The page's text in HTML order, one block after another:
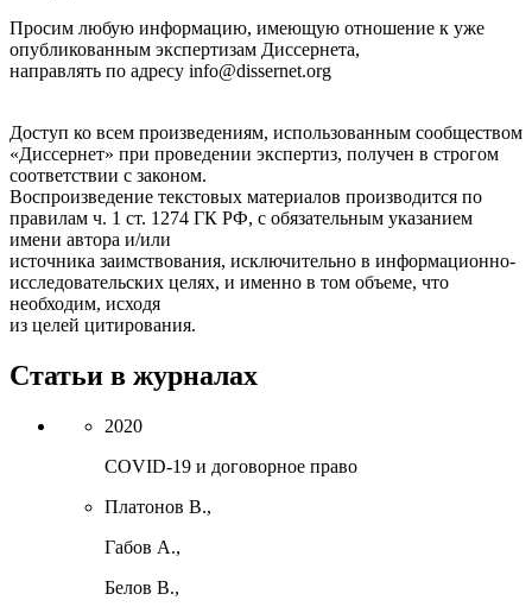
Просим любую информацию, имеющую отношение к уже
опубликованным экспертизам Диссернета,
направлять по адресу info@dissernet.org
Доступ ко всем произведениям, использованным сообществом
«Диссернет» при проведении экспертиз, получен в строгом
соответствии с законом.
Воспроизведение текстовых материалов производится по
правилам ч. 1 ст. 1274 ГК РФ, с обязательным указанием
имени автора и/или
источника заимствования, исключительно в информационно-
исследовательских целях, и именно в том объеме, что
необходим, исходя
из целей цитирования.
Статьи в журналах
2020
COVID-19 и договорное право
Платонов В.,
Габов А.,
Белов В.,